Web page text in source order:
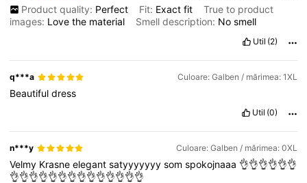
Product quality: Perfect Fit: Exact fit
True to product
images: Lovethe material Smell description: Nosmell
Util (2)
q***a Culoare: Galben / mărimea: 1XL
Beautifuldress
Util (0)
n***y Culoare: Galben / mărimea: 0XL
Velmy Krasneelegantsatyyyyyyysomspokojnaaa 👌👌👌👌👌👌
👌👌👌👌👌👌👌👌👌👌👌👌👌👌